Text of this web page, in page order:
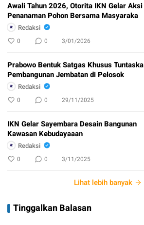
Awali Tahun 2026, Otorita IKN Gelar Aksi
Penanaman Pohon Bersama Masyaraka
Redaksi
0 0 3/01/2026
Prabowo Bentuk Satgas Khusus Tuntaska
Pembangunan Jembatan di Pelosok
Redaksi
0 0 29/11/2025
IKN Gelar Sayembara Desain Bangunan
Kawasan Kebudayaaan
Redaksi
0 0 3/11/2025
Lihat lebih banyak
Tinggalkan Balasan